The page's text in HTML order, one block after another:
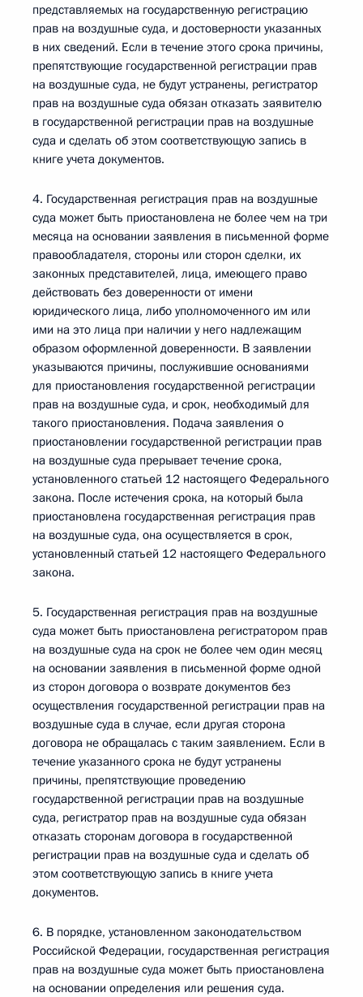
представляемых на государственную регистрацию
прав на воздушные суда, и достоверности указанных
в них сведений. Если в течение этого срока причины,
препятствующие государственной регистрации прав
на воздушные суда, не будут устранены, регистратор
прав на воздушные суда обязан отказать заявителю
в государственной регистрации прав на воздушные
суда и сделать об этом соответствующую запись в
книге учета документов.
4. Государственная регистрация прав на воздушные
суда может быть приостановлена не более чем на три
месяца на основании заявления в письменной форме
правообладателя, стороны или сторон сделки, их
законных представителей, лица, имеющего право
действовать без доверенности от имени
юридического лица, либо уполномоченного им или
ими на это лица при наличии у него надлежащим
образом оформленной доверенности. В заявлении
указываются причины, послужившие основаниями
для приостановления государственной регистрации
прав на воздушные суда, и срок, необходимый для
такого приостановления. Подача заявления о
приостановлении государственной регистрации прав
на воздушные суда прерывает течение срока,
установленного статьей 12 настоящего Федерального
закона. После истечения срока, на который была
приостановлена государственная регистрация прав
на воздушные суда, она осуществляется в срок,
установленный статьей 12 настоящего Федерального
закона.
5. Государственная регистрация прав на воздушные
суда может быть приостановлена регистратором прав
на воздушные суда на срок не более чем один месяц
на основании заявления в письменной форме одной
из сторон договора о возврате документов без
осуществления государственной регистрации прав на
воздушные суда в случае, если другая сторона
договора не обращалась с таким заявлением. Если в
течение указанного срока не будут устранены
причины, препятствующие проведению
государственной регистрации прав на воздушные
суда, регистратор прав на воздушные суда обязан
отказать сторонам договора в государственной
регистрации прав на воздушные суда и сделать об
этом соответствующую запись в книге учета
документов.
6. В порядке, установленном законодательством
Российской Федерации, государственная регистрация
прав на воздушные суда может быть приостановлена
на основании определения или решения суда.